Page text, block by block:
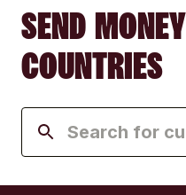
SEND
COUNTRIES